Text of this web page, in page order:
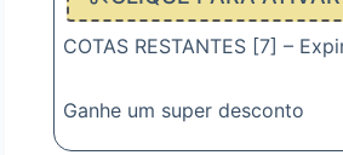
COTAS RESTANTES [7] –
Ganhe um super desconto